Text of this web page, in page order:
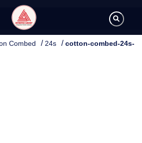
Combed / 24s /cotton-combed-24s-